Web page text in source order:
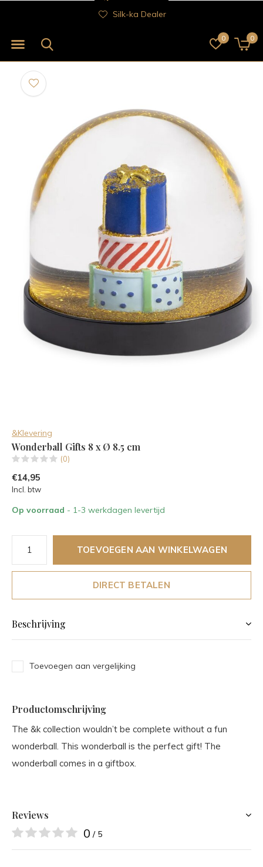
0 0
Silk-ka Dealer
&Klevering
Wonderball Gifts 8 x Ø 8.5 cm
(0)
€14,95
Incl. btw
Op voorraad - 1-3 werkdagen levertijd
TOEVOEGEN AAN WINKELWAGEN
DIRECT BETALEN
Beschrijving
Toevoegen aan vergelijking
Productomschrijving
The &k collection wouldn’t be complete without a fun
wonderball. This wonderball is the perfect gift! The
wonderball comes in a giftbox.
Reviews
0 / 5